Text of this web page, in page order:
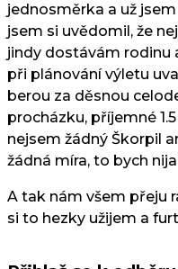
jednosměrka a už
jsem si uvědomil, že
jindy dostávám rodinu
při plánování výletu
berou za děsnou
procházku, příjemné
nejsem žádný Škorpil
žádná míra, to bych
A tak nám všem přeju
si to hezky užijem a